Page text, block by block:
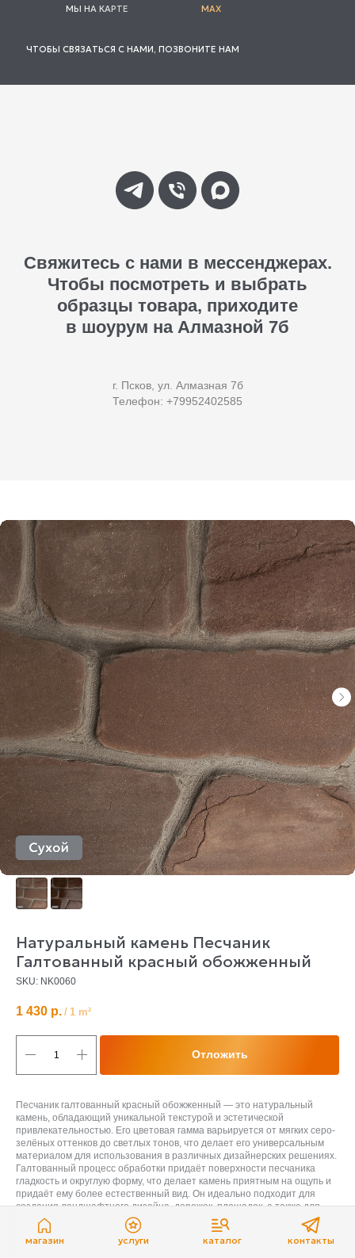
магазин услуги каталог контакты
MAX
МЫ НА КАРТЕ
ЧТОБЫ СВЯЗАТЬСЯ С НАМИ, ПОЗВОНИТЕ НАМ
Свяжитесь с нами в мессенджерах.
Чтобы посмотреть и выбрать
образцы товара, приходите
в шоурум на Алмазной 7б
г. Псков, ул. Алмазная 7б
Телефон: +79952402585
Натуральный камень Песчаник
Галтованный красный обожженный
SKU: NK0060
1 430 р. / 1 m²
Отложить
Песчаник галтованный красный обожженный — это натуральный
камень, обладающий уникальной текстурой и эстетической
привлекательностью. Его цветовая гамма варьируется от мягких серо-
зелёных оттенков до светлых тонов, что делает его универсальным
материалом для использования в различных дизайнерских решениях.
Галтованный процесс обработки придаёт поверхности песчаника
гладкость и округлую форму, что делает камень приятным на ощупь и
придаёт ему более естественный вид. Он идеально подходит для
создания ландшафтного дизайна, дорожек, площадок, а также для
оформления фасадов зданий и внутренних помещений.
Песчаник обладает хорошей прочностью и стойкостью к воздействию
внешней среды, что делает его долговечным выбором для